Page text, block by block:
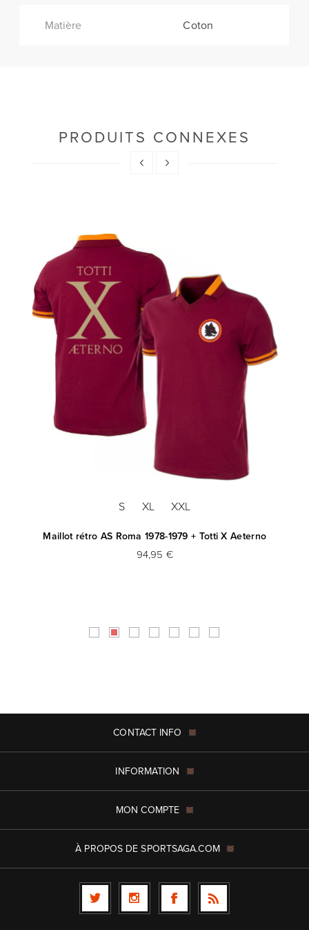
Matière Coton
PRODUITS CONNEXES
S XL XXL
Maillot rétro AS Roma 1978-1979 + Totti X Aeterno
94,95 €
CONTACT INFO
INFORMATION
MON COMPTE
À PROPOS DE SPORTSAGA.COM